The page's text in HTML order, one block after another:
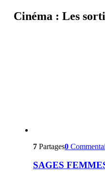
Cinéma : Les
7 Partages0
SAGES